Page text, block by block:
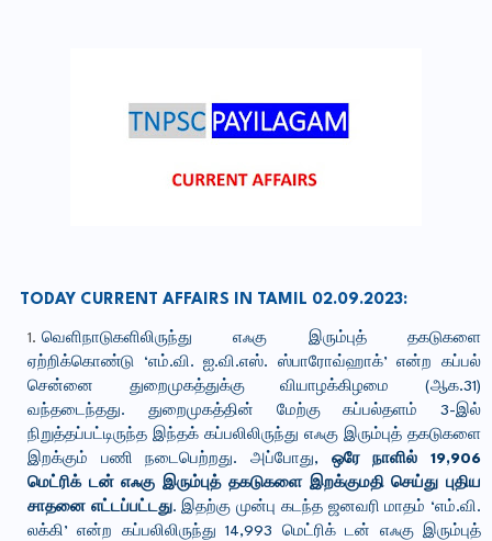
TODAY CURRENT AFFAIRS IN TAMIL 02.09.2023:
வெளிநாடுகளிலிருந்து எஃகு இரும்புத் தகடுகளை
ஏற்றிக்கொண்டு ‘எம்.வி. ஐ.வி.எஸ். ஸ்பாரோவ்ஹாக்’ என்ற கப்பல்
சென்னை துறைமுகத்துக்கு வியாழக்கிழமை (ஆக.31)
வந்தடைந்தது. துறைமுகத்தின் மேற்கு கப்பல்தளம் 3-இல்
நிறுத்தப்பட்டிருந்த இந்தக் கப்பலிலிருந்து எஃகு இரும்புத் தகடுகளை
இறக்கும் பணி நடைபெற்றது. அப்போது, ஒரே நாளில் 19,906
மெட்ரிக் டன் எஃகு இரும்புத் தகடுகளை இறக்குமதி செய்து புதிய
சாதனை எட்டப்பட்டது. இதற்கு முன்பு கடந்த ஜனவரி மாதம் ‘எம்.வி.
லக்கி’ என்ற கப்பலிலிருந்து 14,993 மெட்ரிக் டன் எஃகு இரும்புத்